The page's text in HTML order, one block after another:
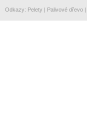
Odkazy: Pelety | Palivové dřevo |